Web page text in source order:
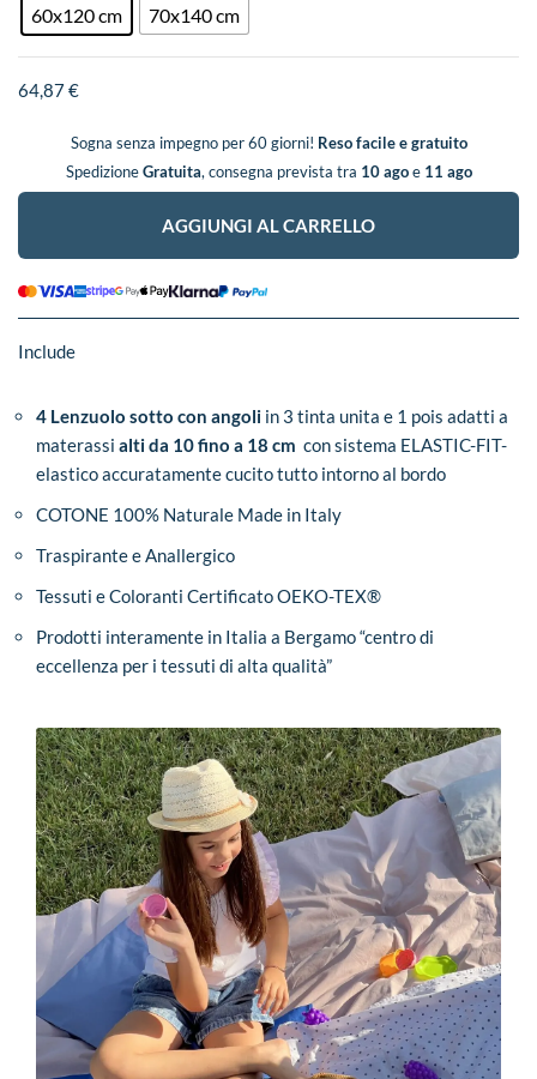
60x120 cm 70x140 cm
64,87€
Sogna senza impegno per 60 giorni! Reso facile e gratuito
SpedizioneGratuita, consegna prevista tra 10 agoe 11 ago
AGGIUNGI AL CARRELLO
Include
4 Lenzuolo sotto con angoli in 3 tinta unita e 1 pois adatti a
materassi alti da 10 fino a 18 cm con sistema ELASTIC-FIT-
elastico accuratamente cucito tutto intorno al bordo
COTONE 100% Naturale Made in Italy
Traspirante e Anallergico
Tessuti e Coloranti Certificato OEKO-TEX®
Prodotti interamente in Italia a Bergamo “centro di
eccellenza per i tessuti di alta qualità”